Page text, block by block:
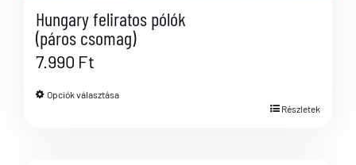
Hungary feliratos pólók
(páros csomag)
7.990 Ft
Opciók választása
Részletek